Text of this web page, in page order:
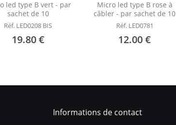
led type B vert - par
sachet de 10
Réf. LED0208 BIS
19.80 €
Micro led type B rose à
câbler - par sachet de 10
Réf. LED0781
12.00 €
Informations de contact